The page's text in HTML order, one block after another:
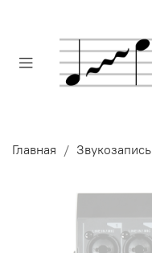
Главная Звукозапись